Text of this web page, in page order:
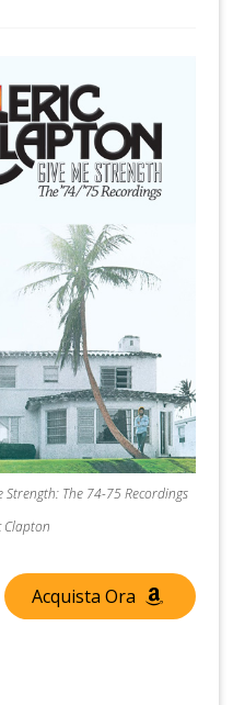
The 74-75 Recordings
Clapton
Acquista Ora